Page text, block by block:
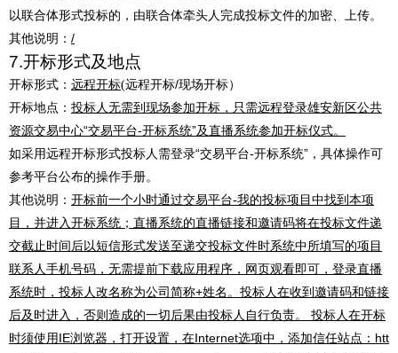
以联合体形式投标的，由联合体牵头人完成投标文件的加密、上传。
其他说明： /
7.开标形式及地点
开标形式： 远程开标(远程开标/现场开标）
开标地点： 投标人无需到现场参加开标，只需远程登录雄安新区公共
资源交易中心“交易平台-开标系统”及直播系统参加开标仪式。
如采用远程开标形式投标人需登录“交易平台-开标系统” ，具体操作可
参考平台公布的操作手册。
其他说明： 开标前一个小时通过交易平台-我的投标项目中找到本项
目，并进入开标系统；直播系统的直播链接和邀请码将在投标文件递
交截止时间后以短信形式发送至递交投标文件时系统中所填写的项目
联系人手机号码，无需提前下载应用程序，网页观看即可，登录直播
系统时，投标人改名称为公司简称+姓名。投标人在收到邀请码和链接
后及时进入，否则造成的一切后果由投标人自行负责。 投标人在开标
时须使用IE浏览器，打开设置，在Internet选项中，添加信任站点：htt